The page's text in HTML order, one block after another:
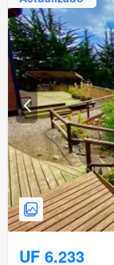
UF 6.233